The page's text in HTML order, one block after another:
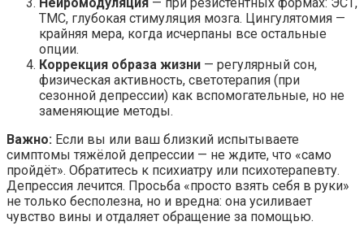
Нейромодуляция — при резистентных формах: ЭСТ,
ТМС, глубокая стимуляция мозга. Цингулятомия —
крайняя мера, когда исчерпаны все остальные
опции.
Коррекция образа жизни — регулярный сон,
физическая активность, светотерапия (при
сезонной депрессии) как вспомогательные, но не
заменяющие методы.
Важно: Если вы или ваш близкий испытываете
симптомы тяжёлой депрессии — не ждите, что «само
пройдёт». Обратитесь к психиатру или психотерапевту.
Депрессия лечится. Просьба «просто взять себя в руки»
не только бесполезна, но и вредна: она усиливает
чувство вины и отдаляет обращение за помощью.